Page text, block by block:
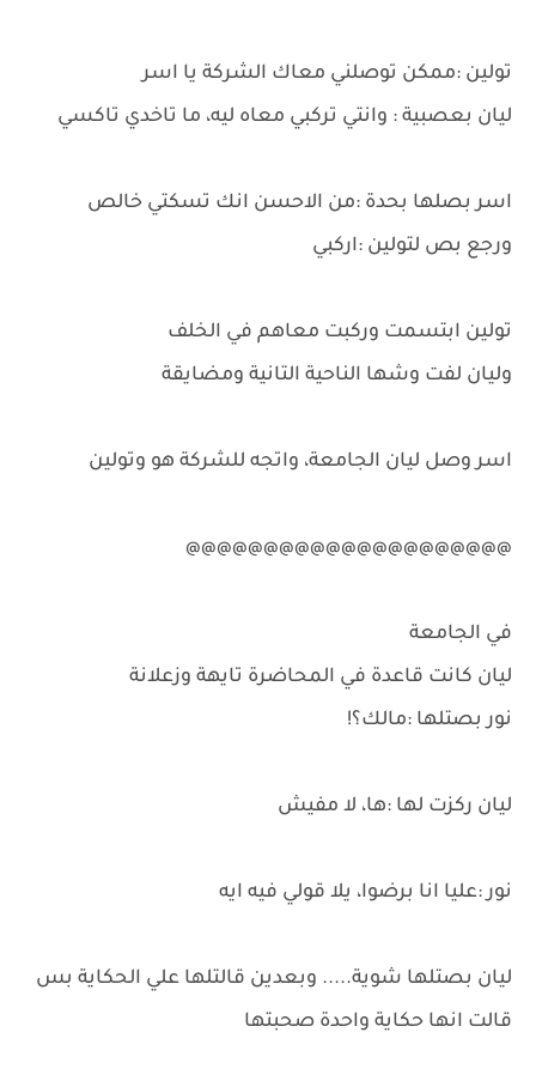
تولين :ممكن توصلني معاك الشركة يا اسر
ليان بعصبية : وانتي تركبي معاه ليه، ما تاخدي تاكسي
اسر بصلها بحدة :من الاحسن انك تسكتي خالص
ورجع بص لتولين :اركبي
تولين ابتسمت وركبت معاهم في الخلف
وليان لفت وشها الناحية التانية ومضايقة
اسر وصل ليان الجامعة، واتجه للشركة هو وتولين
@@@@@@@@@@@@@@@@@@@@@
في الجامعة
ليان كانت قاعدة في المحاضرة تايهة وزعلانة
نور بصتلها :مالك؟!
ليان ركزت لها :ها، لا مفيش
نور :عليا انا برضوا، يلا قولي فيه ايه
ليان بصتلها شوية..... وبعدين قالتلها علي الحكاية بس
قالت انها حكاية واحدة صحبتها